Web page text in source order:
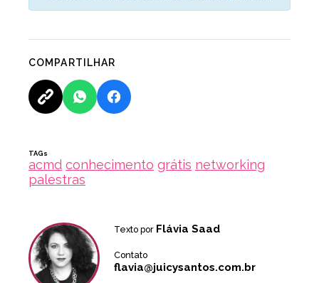
COMPARTILHAR
TAGs
acmd conhecimento grátis networking
palestras
Texto por Flávia Saad
Contato
flavia@juicysantos.com.br